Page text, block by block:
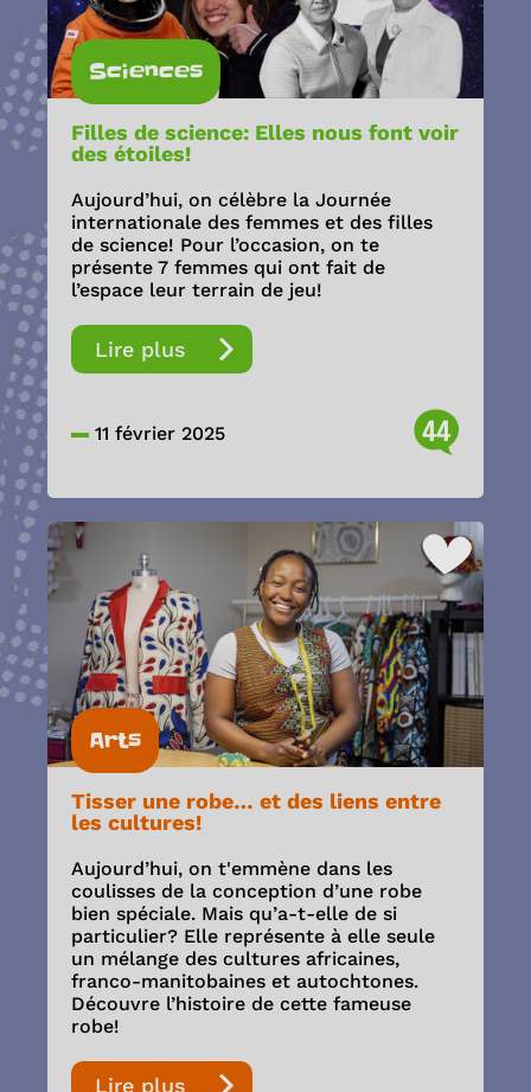
Sciences
Filles de science: Elles nous font voir
des étoiles!
Aujourd’hui, on célèbre la Journée
internationale des femmes et des filles
de science! Pour l’occasion, on te
présente 7 femmes qui ont fait de
l’espace leur terrain de jeu!
Lire plus
11 février 2025 44
Arts
Tisser une robe… et des liens entre
les cultures!
Aujourd’hui, on t'emmène dans les
coulisses de la conception d’une robe
bien spéciale. Mais qu’a-t-elle de si
particulier? Elle représente à elle seule
un mélange des cultures africaines,
franco-manitobaines et autochtones.
Découvre l’histoire de cette fameuse
robe!
Lire plus